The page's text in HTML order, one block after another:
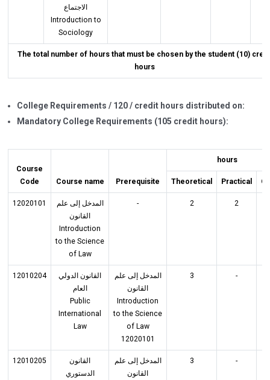
الاجتماع
Introduction to
Sociology
The total number of hours that must be chosen by the student (10)
hours
College Requirements / 120 / credit hours distributed on:
Mandatory College Requirements (105 credit hours):
Course
Code
Course name Prerequisite
hours
Theoretical Practical
12020101
المدخل إلى علم
القانون
Introduction
to the Science
of Law
- 2 2
12010204
القانون الدولي
العام
Public
International
Law
المدخل إلى علم
القانون
Introduction
to the Science
of Law
12020101
3 -
12010205
القانون
الدستوري
المدخل إلى علم
القانون
3 -